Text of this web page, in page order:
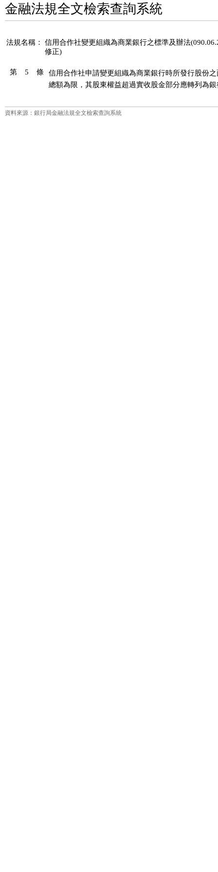
金融法規全文檢索查詢系統
法規名稱：
信用合作社變更組織為商業銀行之標準及辦法
修正)
第 5 條
信用合作社申請變更組織為商業銀行時所發行股份
總額為限，其股東權益超過實收股金部分應轉列為
資料來源：銀行局金融法規全文檢索查詢系統